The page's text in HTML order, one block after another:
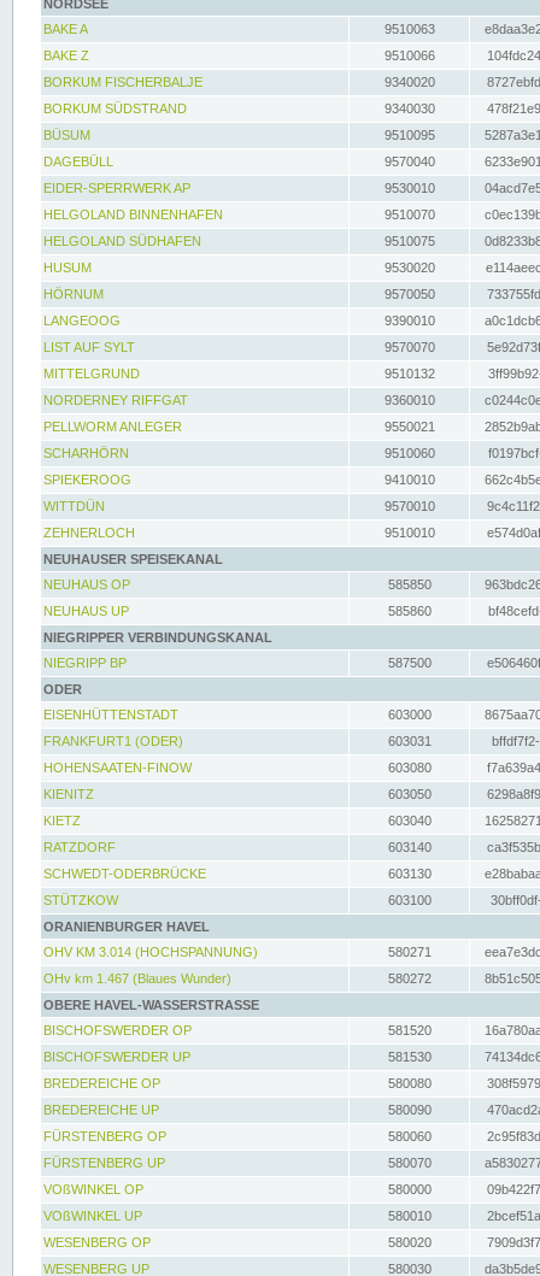
NORDSEE
BAKE A
9510063
BAKE Z
9510066
BORKUM FISCHERBALJE
9340020
BORKUM SÜDSTRAND
9340030
BÜSUM
9510095
DAGEBÜLL
9570040
EIDER-SPERRWERK AP
9530010
HELGOLAND BINNENHAFEN
9510070
HELGOLAND SÜDHAFEN
9510075
HUSUM
9530020
HÖRNUM
9570050
LANGEOOG
9390010
LIST AUF SYLT
9570070
MITTELGRUND
9510132
NORDERNEY RIFFGAT
9360010
PELLWORM ANLEGER
9550021
SCHARHÖRN
9510060
SPIEKEROOG
9410010
WITTDÜN
9570010
ZEHNERLOCH
9510010
NEUHAUSER SPEISEKANAL
NEUHAUS OP
585850
NEUHAUS UP
585860
NIEGRIPPER VERBINDUNGSKANAL
NIEGRIPP BP
587500
ODER
EISENHÜTTENSTADT
603000
FRANKFURT1 (ODER)
603031
HOHENSAATEN-FINOW
603080
KIENITZ
603050
KIETZ
603040
RATZDORF
603140
SCHWEDT-ODERBRÜCKE
603130
STÜTZKOW
603100
ORANIENBURGER HAVEL
OHV KM 3.014 (HOCHSPANNUNG)
580271
OHv km 1.467 (Blaues Wunder)
580272
OBERE HAVEL-WASSERSTRASSE
BISCHOFSWERDER OP
581520
BISCHOFSWERDER UP
581530
BREDEREICHE OP
580080
BREDEREICHE UP
580090
FÜRSTENBERG OP
580060
FÜRSTENBERG UP
580070
VOßWINKEL OP
580000
VOßWINKEL UP
580010
WESENBERG OP
580020
WESENBERG UP
580030